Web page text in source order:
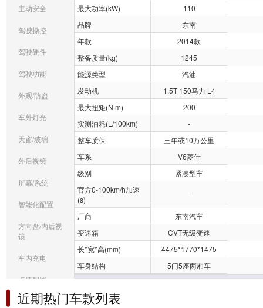
主动安全
驾驶操控
驾驶硬件
驾驶功能
外观/防盗
车外灯光
天窗/玻璃
外后视镜
屏幕/系统
智能化配置
方向盘/内后视
镜
车内充电
桌椅配置
音响/车内灯光
最大功率(kW)
110
品牌
东南
年款
2014款
整备质量(kg)
1245
能源类型
汽油
发动机
1.5T 150马力 L4
最大扭矩(N·m)
200
实测油耗(L/100km)
-
整车质保
三年或10万公里
车系
V6菱仕
级别
紧凑型车
官方0-100km/h加速
(s)
-
厂商
东南汽车
变速箱
CVT无级变速
长*宽*高(mm)
4475*1770*1475
车身结构
5门5座两厢车
近期热门车款列表